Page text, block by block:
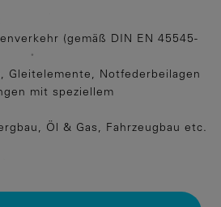
(gemäß DIN EN 45545-
Gleitelemente, Notfederbeilagen
mit speziellem
Öl & Gas, Fahrzeugbau etc.